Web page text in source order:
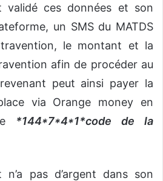
validé ces données et son
un SMS du MATDS
le montant et la
afin de procéder au
peut ainsi payer la
via Orange money en
*144*7*4*1*code de la
pas d’argent dans son